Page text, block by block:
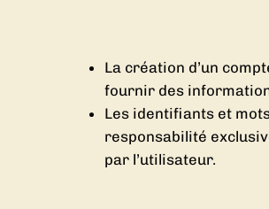
La création d’un
fournir des
Les identifiants et
responsabilité
par l’utilisateur.